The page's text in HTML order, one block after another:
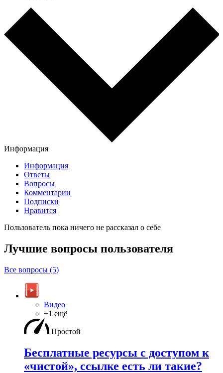
Информация
Информация
Ответы
Вопросы
Комментарии
Подписки
Нравится
Пользователь пока ничего не рассказал о себе
Лучшие вопросы пользователя
Все вопросы (5)
Видео
+1 ещё
Простой
Бесплатные ресурсы с доступом к
«чистой», ссылке есть ли такие?